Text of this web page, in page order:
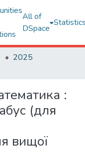
All of
DSpace
2025
:
(для
вищої